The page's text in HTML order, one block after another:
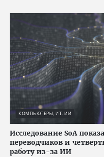
КОМПЬЮТЕРЫ, ИТ, ИИ
Исследование SoA
переводчиков и
работу из-за ИИ